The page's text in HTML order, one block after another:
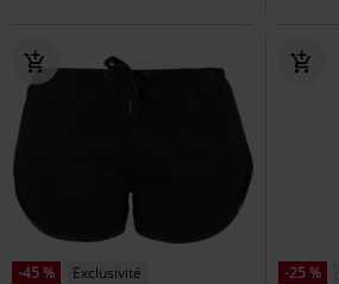
-45 %
Exclusivité
-25 %